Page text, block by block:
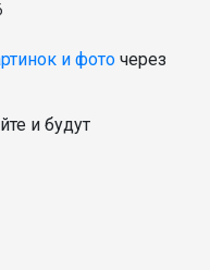
и фото через
и будут